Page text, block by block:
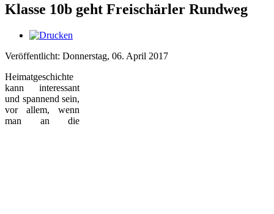
Klasse 10b geht Freischärler Rundweg
Veröffentlicht: Donnerstag, 06. April 2017
Heimatgeschichte
kann interessant
und spannend sein,
vor allem, wenn
man an die